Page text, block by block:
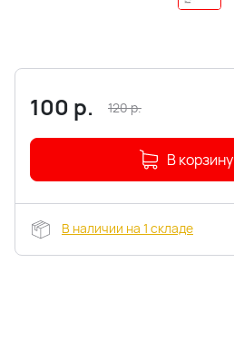
100 р. 120р.
В корзину
В наличии на 1 складе